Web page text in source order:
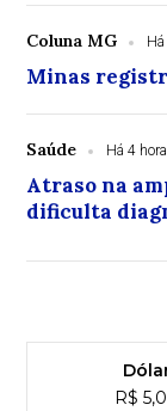
Coluna MG
Minas
Saúde Há 4
Atraso na
dificulta
R$